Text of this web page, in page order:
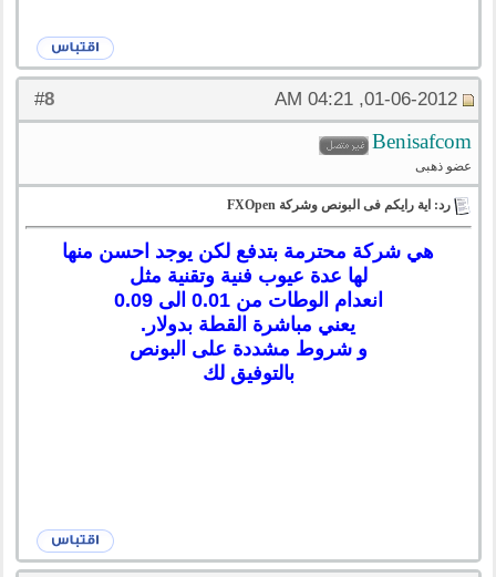
#
8 01-06-2012, 04:21 AM
Benisafcom
عضو ذهبى
رد: اية رايكم فى البونص وشركة FXOpen
هي شركة محترمة بتدفع لكن يوجد احسن منها
لها عدة عيوب فنية وتقنية مثل
انعدام الوطات من 0.01 الى 0.09
يعني مباشرة القطة بدولار.
و شروط مشددة على البونص
بالتوفيق لك